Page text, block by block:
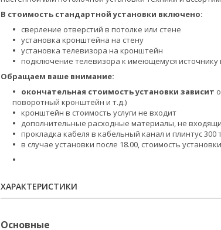
В стоимость стандартной установки включено:
сверление отверстий в потолке или стене
установка кронштейна на стену
установка телевизора на кронштейн
подключение телевизора к имеющемуся источнику
Обращаем ваше внимание:
окончательная стоимость установки зависит
поворотный кронштейн и т.д.)
кронштейн в стоимость услуги не входит
дополнительные расходные материалы, не
прокладка кабеля в кабельный канал и плинтус 300
в случае установки после 18.00, стоимость
ХАРАКТЕРИСТИКИ
Основные